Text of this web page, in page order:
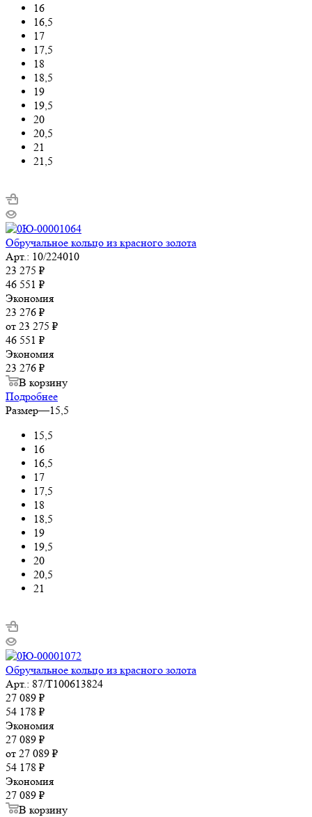
16
16,5
17
17,5
18
18,5
19
19,5
20
20,5
21
21,5
Обручальное кольцо из красного золота
Арт.: 10/224010
23 275 ₽
46 551 ₽
Экономия
23 276 ₽
от 23 275 ₽
46 551 ₽
Экономия
23 276 ₽
В корзину
Подробнее
Размер—15,5
15,5
16
16,5
17
17,5
18
18,5
19
19,5
20
20,5
21
Обручальное кольцо из красного золота
Арт.: 87/Т100613824
27 089 ₽
54 178 ₽
Экономия
27 089 ₽
от 27 089 ₽
54 178 ₽
Экономия
27 089 ₽
В корзину